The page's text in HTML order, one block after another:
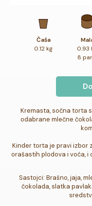
Čaša
0.12 kg
0.93
8
Kremasta, sočna torta
odabrane mlečne
Kinder torta je pravi izbor
orašastih plodova i voća,
Sastojci: Brašno, jaja,
čokolada, slatka